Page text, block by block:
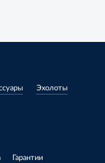
Эхолоты
Гарантии